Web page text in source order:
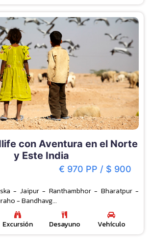
con Aventura en el Norte
y Este India
€ 970 PP / $ 900
- Jaipur - Ranthambhor - Bharatpur -
- Bandhavg...
Excursión Desayuno Vehículo